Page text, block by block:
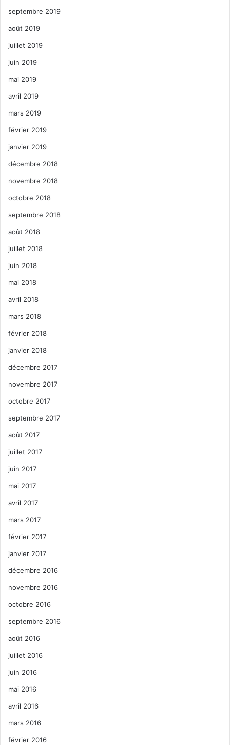
septembre 2019
août 2019
juillet 2019
juin 2019
mai 2019
avril 2019
mars 2019
février 2019
janvier 2019
décembre 2018
novembre 2018
octobre 2018
septembre 2018
août 2018
juillet 2018
juin 2018
mai 2018
avril 2018
mars 2018
février 2018
janvier 2018
décembre 2017
novembre 2017
octobre 2017
septembre 2017
août 2017
juillet 2017
juin 2017
mai 2017
avril 2017
mars 2017
février 2017
janvier 2017
décembre 2016
novembre 2016
octobre 2016
septembre 2016
août 2016
juillet 2016
juin 2016
mai 2016
avril 2016
mars 2016
février 2016